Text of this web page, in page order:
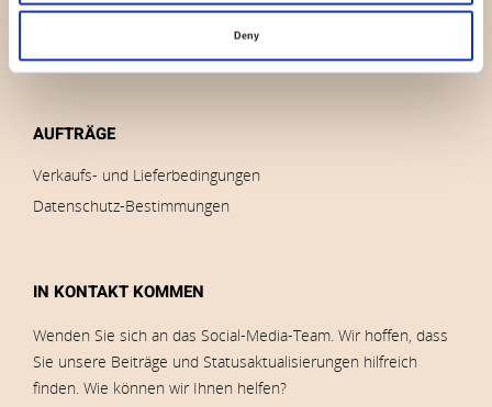
Deny
Impressum
AUFTRÄGE
Verkaufs- und Lieferbedingungen
Datenschutz-Bestimmungen
IN KONTAKT KOMMEN
Wenden Sie sich an das Social-Media-Team. Wir hoffen, dass
Sie unsere Beiträge und Statusaktualisierungen hilfreich
finden. Wie können wir Ihnen helfen?